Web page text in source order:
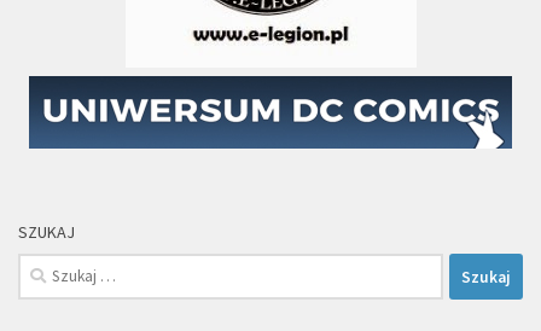
SZUKAJ
Szukaj: